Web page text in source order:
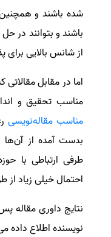
شده باشند و
باشند و بتوانند در
از شانس بالایی برای
اما در مقابل مقالاتی
مناسب تحقیق و
مناسب مقاله‌نویسی
بدست آمده از آن‌ها
طرفی ارتباطی با
احتمال خیلی زیاد
نتایج داوری مقاله
نویسنده اطلاع داده